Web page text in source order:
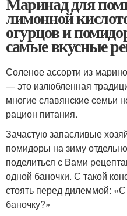
лимонной
огурцов и
самые вкусные
Соленое ассорти из
— это излюбленная
многие славянские семьи
рацион питания.
Зачастую запасливые
помидоры на зиму
поделиться с Вами
одной баночки. С такой
стоять перед дилеммой:
баночку?»